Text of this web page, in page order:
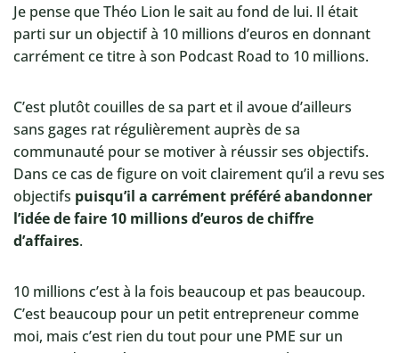
Je pense que Théo Lion le sait au fond de lui. Il était
parti sur un objectif à 10 millions d’euros en donnant
carrément ce titre à son Podcast Road to 10 millions.
C’est plutôt couilles de sa part et il avoue d’ailleurs
sans gages rat régulièrement auprès de sa
communauté pour se motiver à réussir ses objectifs.
Dans ce cas de figure on voit clairement qu’il a revu ses
objectifs puisqu’il a carrément préféré abandonner
l’idée de faire 10 millions d’euros de chiffre
d’affaires.
10 millions c’est à la fois beaucoup et pas beaucoup.
C’est beaucoup pour un petit entrepreneur comme
moi, mais c’est rien du tout pour une PME sur un